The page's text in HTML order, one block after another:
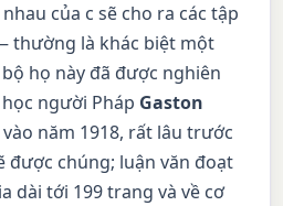
của c sẽ cho ra các tập
thường là khác biệt một
họ này đã được nghiên
người Pháp Gaston
vào năm 1918, rất lâu trước
được chúng; luận văn đoạt
dài tới 199 trang và về cơ